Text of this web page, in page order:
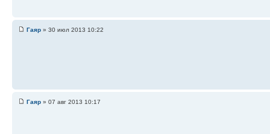
Гаяр » 30 июл 2013 10:22
Гаяр » 07 авг 2013 10:17